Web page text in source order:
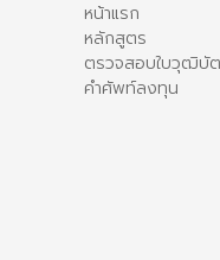
หน้าแรก
หลักสูตร
ตรวจสอบใบวุฒิบั
คำศัพท์ลงทุน